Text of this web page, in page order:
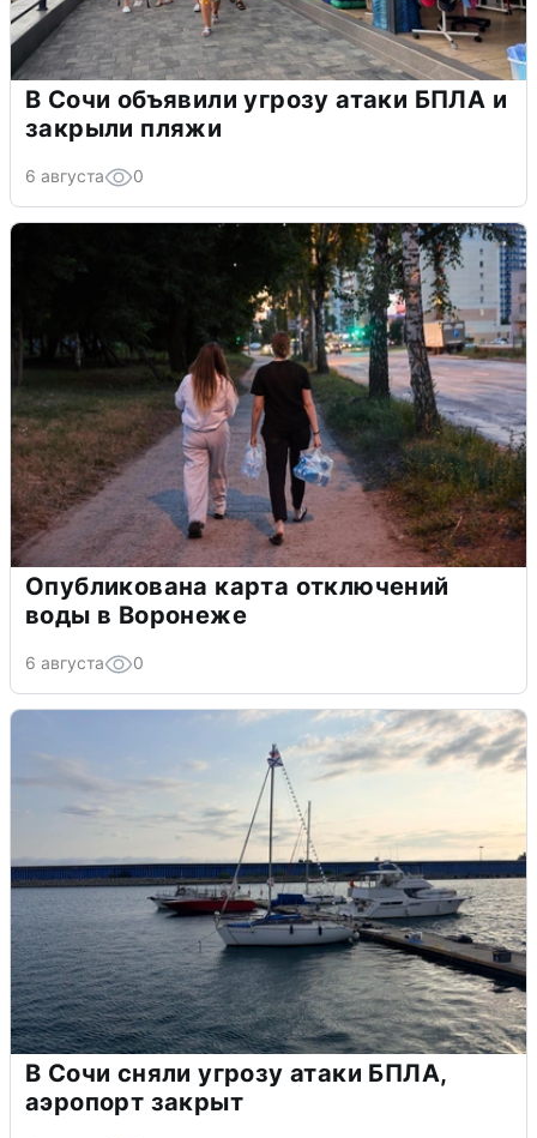
В Сочи объявили угрозу атаки БПЛА и
закрыли пляжи
6 августа 0
Опубликована карта отключений
воды в Воронеже
6 августа 0
В Сочи сняли угрозу атаки БПЛА,
аэропорт закрыт